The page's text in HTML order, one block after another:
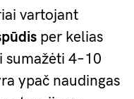
vartojant
per kelias
sumažėti 4–10
ypač naudingas